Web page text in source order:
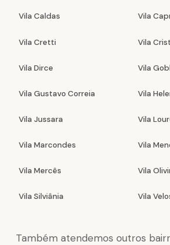
Vila Caldas Vila
Vila Cretti Vila
Vila Dirce Vila
Vila Gustavo Correia Vila
Vila Jussara Vila
Vila Marcondes Vila
Vila Mercês Vila
Vila Silviânia Vila
Também atendemos outros